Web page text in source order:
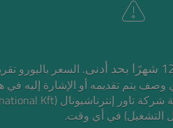
وصف يتم تقديمه أو الإشارة إليه في
التشغيل) في أي وقت.